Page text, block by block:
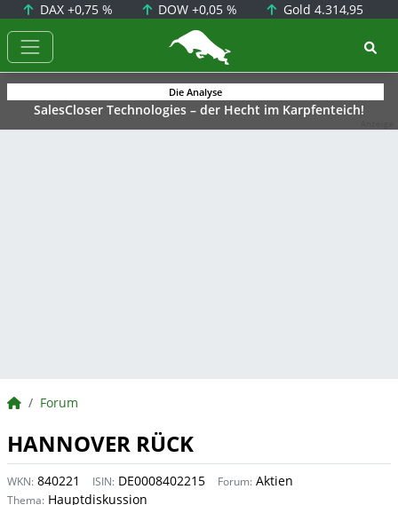
DAX +0,75 % DOW+0,05 % Gold 4.314,95
BörsenNEWS.de
Die Analyse
SalesCloser Technologies – der Hecht im Karpfenteich!
BörsenNEWS.de
Forum
HANNOVER RÜCK
WKN: 840221 ISIN: DE0008402215 Forum: Aktien
Thema: Hauptdiskussion